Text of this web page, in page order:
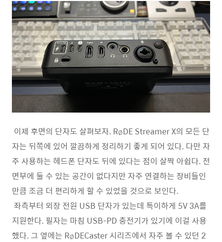
이제 후면의 단자도 살펴보자. RøDE Streamer X의 모든 단
자는 뒤쪽에 있어 깔끔하게 정리하기 좋게 되어 있다. 다만 자
주 사용하는 헤드폰 단자도 뒤에 있다는 점이 살짝 아쉽다. 전
면부에 둘 수 있는 공간이 없다지만 자주 연결하는 장비들인
만큼 조금 더 편리하게 할 수 있었을 것으로 보인다.
좌측부터 외장 전원 USB 단자가 있는데 특이하게 5V 3A를
지원한다. 필자는 마침 USB-PD 충전기가 있기에 이걸 사용
했다. 그 옆에는 RøDECaster 시리즈에서 자주 볼 수 있던 2